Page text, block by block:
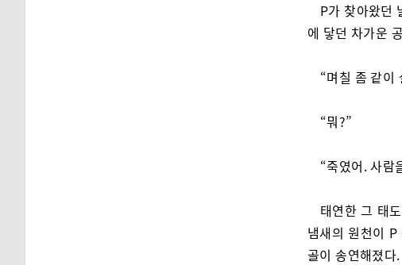
P가 찾아왔던
에 닿던 차가운
“며칠 좀 같이
“뭐?”
“죽였어. 사람
태연한 그 태
냄새의 원천이
골이 송연해졌다.